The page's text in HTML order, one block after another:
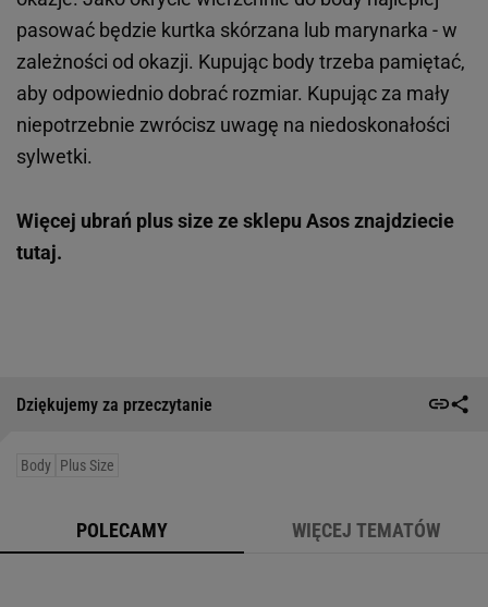
pasować będzie kurtka skórzana lub marynarka - w
zależności od okazji. Kupując body trzeba pamiętać,
aby odpowiednio dobrać rozmiar. Kupując za mały
niepotrzebnie zwrócisz uwagę na niedoskonałości
sylwetki.
Więcej ubrań plus size ze sklepu Asos znajdziecie
tutaj.
Dziękujemy za przeczytanie
Body Plus Size
POLECAMY WIĘCEJ TEMATÓW